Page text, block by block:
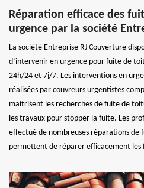
Réparation efficace des
urgence par la société
La société Entreprise RJ Couverture
d’intervenir en urgence pour fuite de
24h/24 et 7j/7. Les interventions en
réalisées par couvreurs urgentistes
maitrisent les recherches de fuite de
les travaux pour stopper la fuite. Les
effectué de nombreuses réparations de
permettent de réparer efficacement